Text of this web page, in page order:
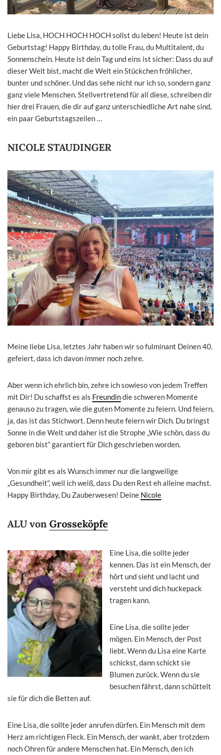
Liebe Lisa, HOCH HOCH HOCH sollst du leben! Heute ist dein
Geburtstag! Happy Birthday, du tolle Frau, du Multitalent, du
Sonnenschein. Heute ist dein Tag und eins ist sicher: Dass du auf
dieser Welt bist, macht die Welt ein Stückchen fröhlicher,
bunter und schöner. Und das sehe nicht nur ich so, sondern ganz
ganz viele Menschen. Stellvertretend für all diese, schreiben dir
hier drei Frauen, die dir auf ganz unterschiedliche Art nahe sind,
ein paar Geburtstagszeilen …
NICOLE STAUDINGER
Meine liebe Lisa, letztes Jahr haben wir so fulminant Deinen 40.
gefeiert, dass ich davon immer noch zehre.
Aber wenn ich ehrlich bin, zehre ich sowieso von jedem Treffen
mit Dir! Du schaffst es als Freundindie schweren Momente
genauso zu tragen, wie die guten Momente zu feiern. Und feiern,
ja, das ist das Stichwort. Denn heute feiern wir Dich. Du bringst
Sonne in die Welt und daher ist die Strophe „Wie schön, dass du
geboren bist“ garantiert für Dich geschrieben worden.
Von mir gibt es als Wunsch immer nur die langweilige
„Gesundheit“, weil ich weiß, dass Du den Rest eh alleine machst.
Happy Birthday, Du Zauberwesen! Deine Nicole
ALU von Grosseköpfe
Eine Lisa, die sollte jeder
kennen. Das ist ein Mensch, der
hört und sieht und lacht und
versteht und dich huckepack
tragen kann.
Eine Lisa, die sollte jeder
mögen. Ein Mensch, der Post
liebt. Wenn du Lisa eine Karte
schickst, dann schickt sie
Blumen zurück. Wenn du sie
besuchen fährst, dann schüttelt
sie für dich die Betten auf.
Eine Lisa, die sollte jeder anrufen dürfen. Ein Mensch mit dem
Herz am richtigen Fleck. Ein Mensch, der wankt, aber trotzdem
noch Ohren für andere Menschen hat. Ein Mensch, den ich